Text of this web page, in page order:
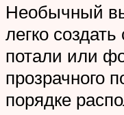
Необычный
легко
потали или
прозрачного
порядке